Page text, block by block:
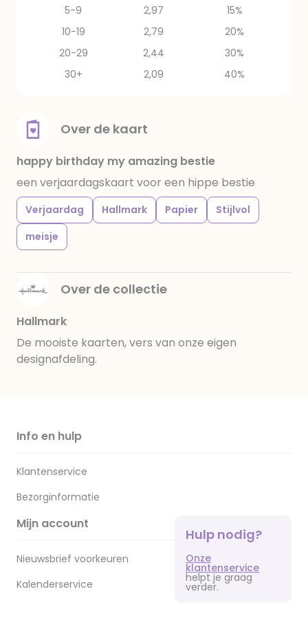
5-9
2,97
15%
10-19
2,79
20%
20-29
2,44
30%
30+
2,09 40%
Over de kaart
happy birthday my amazing bestie
een verjaardagskaart voor een hippe bestie
Verjaardag Hallmark Papier
Stijlvol
meisje
Over de collectie
Hallmark
De mooiste kaarten, vers van onze eigen
designafdeling.
Info en hulp
Klantenservice
Bezorginformatie
Mijn account
Nieuwsbrief voorkeuren
Kalenderservice
Hulp nodig?
Onze
klantenservice
helpt je graag
verder.